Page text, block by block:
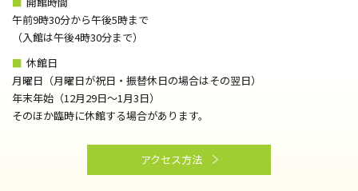
午前9時30分から午後5時まで
（⼊館は午後4時30分まで）
■ 休館日
月曜日（月曜日が祝日・振替休日の場合はその翌日）
年末年始（12月29日～1月3日）
そのほか臨時に休館する場合があります。
アクセス方法